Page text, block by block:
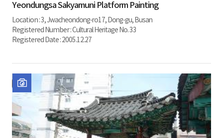
Yeondungsa Sakyamuni Platform Painting
Location :3, Jwacheondong-ro17, Dong-gu, Busan
Registered Number :Cultural Heritage No. 33
Registered Date :2005.12.27